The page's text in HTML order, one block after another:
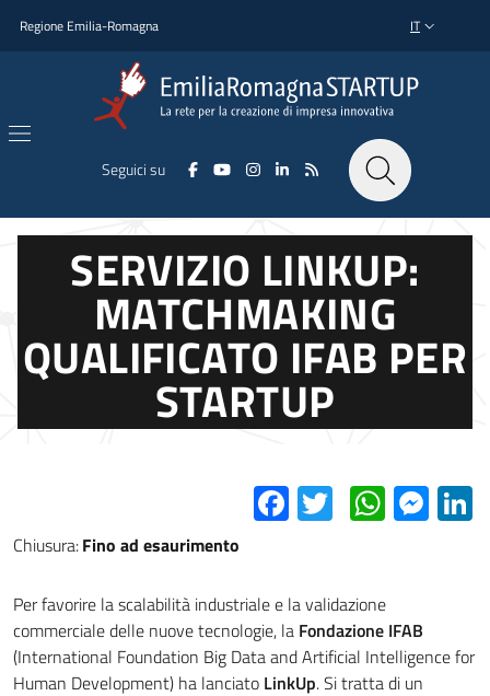
Regione Emilia-Romagna SELETTORE
IT
Seguici su
SERVIZIO LINKUP:
MATCHMAKING
QUALIFICATO IFAB PER
STARTUP
Facebook
Twitter
Chiusura:Fino ad esaurimento
Per favorire la scalabilità industriale e la validazione
commerciale delle nuove tecnologie, la Fondazione IFAB
(International Foundation Big Data and Artificial Intelligence for
Human Development) ha lanciato LinkUp. Si tratta di un